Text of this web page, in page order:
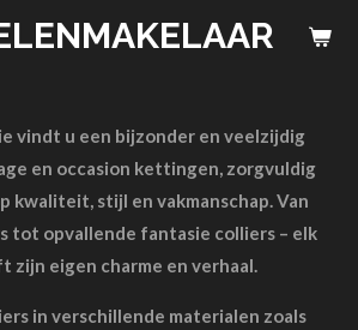
vindt u een bijzonder en veelzijdig
en occasion kettingen, zorgvuldig
kwaliteit, stijl en vakmanschap. Van
tot opvallende fantasie colliers – elk
zijn eigen charme en verhaal.
in verschillende materialen zoals